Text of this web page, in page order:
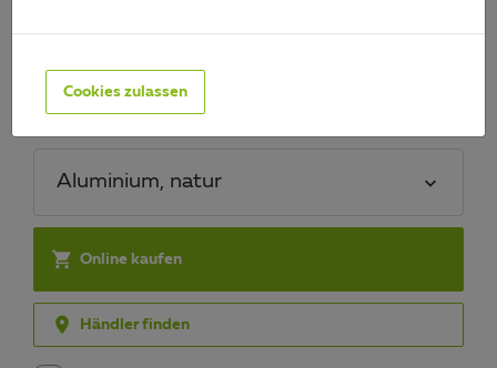
Cookies zulassen
BA-PROFIL, VIERKANT
Art.-Nr. 472436
Aluminium, natur
 Online kaufen
 Händler finden